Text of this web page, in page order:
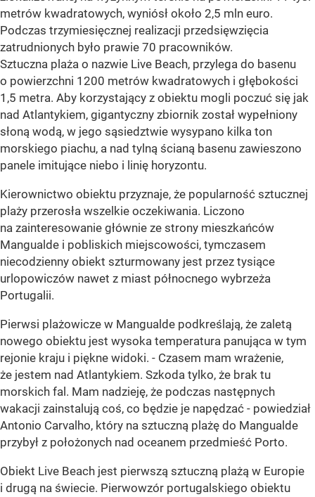
metrów kwadratowych, wyniósł około 2,5 mln euro.
Podczas trzymiesięcznej realizacji przedsięwzięcia
zatrudnionych było prawie 70 pracowników.
Sztuczna plaża o nazwie Live Beach, przylega do basenu
o powierzchni 1200 metrów kwadratowych i głębokości
1,5 metra. Aby korzystający z obiektu mogli poczuć się jak
nad Atlantykiem, gigantyczny zbiornik został wypełniony
słoną wodą, w jego sąsiedztwie wysypano kilka ton
morskiego piachu, a nad tylną ścianą basenu zawieszono
panele imitujące niebo i linię horyzontu.
Kierownictwo obiektu przyznaje, że popularność sztucznej
plaży przerosła wszelkie oczekiwania. Liczono
na zainteresowanie głównie ze strony mieszkańców
Mangualde i pobliskich miejscowości, tymczasem
niecodzienny obiekt szturmowany jest przez tysiące
urlopowiczów nawet z miast północnego wybrzeża
Portugalii.
Pierwsi plażowicze w Mangualde podkreślają, że zaletą
nowego obiektu jest wysoka temperatura panująca w tym
rejonie kraju i piękne widoki. - Czasem mam wrażenie,
że jestem nad Atlantykiem. Szkoda tylko, że brak tu
morskich fal. Mam nadzieję, że podczas następnych
wakacji zainstalują coś, co będzie je napędzać - powiedział
Antonio Carvalho, który na sztuczną plażę do Mangualde
przybył z położonych nad oceanem przedmieść Porto.
Obiekt Live Beach jest pierwszą sztuczną plażą w Europie
i drugą na świecie. Pierwowzór portugalskiego obiektu